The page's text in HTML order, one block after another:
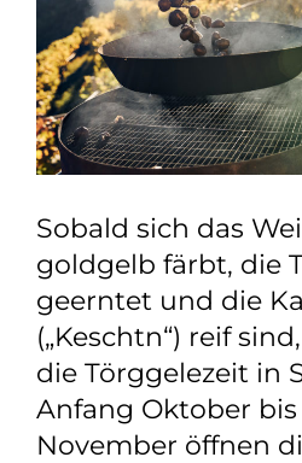
Sobald sich das
goldgelb färbt, die
geerntet und die
(„Keschtn“) reif
die Törggelezeit in
Anfang Oktober
November öffnen